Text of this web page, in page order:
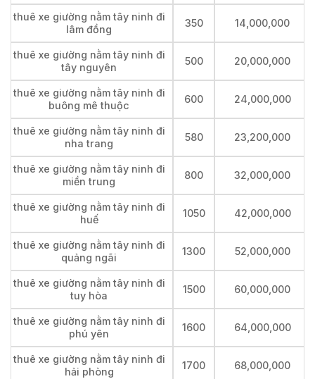
thuê xe giường nằm tây ninh đi
lâm đồng
350 14,000,000
thuê xe giường nằm tây ninh đi
tây nguyên
500 20,000,000
thuê xe giường nằm tây ninh đi
buông mê thuộc
600 24,000,000
thuê xe giường nằm tây ninh đi
nha trang
580 23,200,000
thuê xe giường nằm tây ninh đi
miền trung
800 32,000,000
thuê xe giường nằm tây ninh đi
huế
1050 42,000,000
thuê xe giường nằm tây ninh đi
quảng ngãi
1300 52,000,000
thuê xe giường nằm tây ninh đi
tuy hòa
1500 60,000,000
thuê xe giường nằm tây ninh đi
phú yên
1600 64,000,000
thuê xe giường nằm tây ninh đi
hải phòng
1700 68,000,000